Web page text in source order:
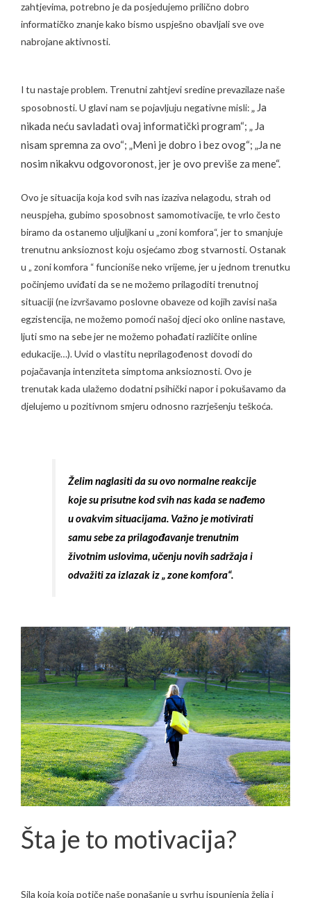
zahtjevima, potrebno je da posjedujemo prilično dobro
informatičko znanje kako bismo uspješno obavljali sve ove
nabrojane aktivnosti.
I tu nastaje problem. Trenutni zahtjevi sredine prevazilaze naše
sposobnosti. U glavi nam se pojavljuju negativne misli:„ Ja
nikada neću savladati ovaj informatički program“; „ Ja
nisam spremna za ovo“; „Meni je dobro i bez ovog“; „Ja ne
nosim nikakvu odgovoronost, jer je ovo previše za mene“.
Ovo je situacija koja kod svih nas izaziva nelagodu, strah od
neuspjeha, gubimo sposobnost samomotivacije, te vrlo često
biramo da ostanemo uljuljkani u „zoni komfora“, jer to smanjuje
trenutnu anksioznost koju osjećamo zbog stvarnosti. Ostanak
u „ zoni komfora “ funcioniše neko vrijeme, jer u jednom trenutku
počinjemo uviđati da se ne možemo prilagoditi trenutnoj
situaciji (ne izvršavamo poslovne obaveze od kojih zavisi naša
egzistencija, ne možemo pomoći našoj djeci oko online nastave,
ljuti smo na sebe jer ne možemo pohađati različite online
edukacije…). Uvid o vlastitu neprilagođenost dovodi do
pojačavanja intenziteta simptoma anksioznosti. Ovo je
trenutak kada ulažemo dodatni psihički napor i pokušavamo da
djelujemo u pozitivnom smjeru odnosno razrješenju teškoća.
Želim naglasiti da su ovo normalne reakcije
koje su prisutne kod svih nas kada se nađemo
u ovakvim situacijama. Važno je motivirati
samu sebe za prilagođavanje trenutnim
životnim uslovima, učenju novih sadržaja i
odvažiti za izlazak iz „ zone komfora“.
Šta je to motivacija?
Sila koja koja potiče naše ponašanje u svrhu ispunjenja želja i